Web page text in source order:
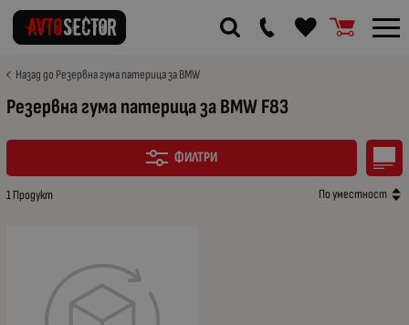
Назад до Резервна гума патерица за BMW
Резервна гума патерица за BMW F83
ФИЛТРИ
1 Продукт По уместност